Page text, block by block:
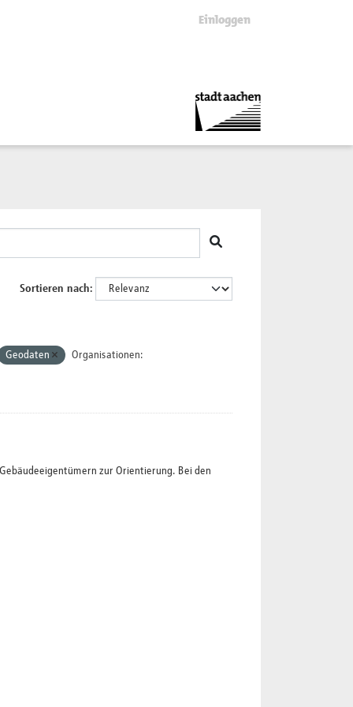
Einloggen
Sortieren nach
Geodaten Organisationen:
zur Orientierung. Bei den